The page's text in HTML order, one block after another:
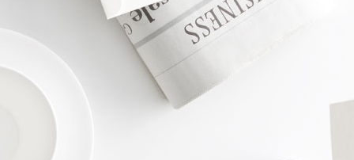
政策信息
活动公告
数据统计分析